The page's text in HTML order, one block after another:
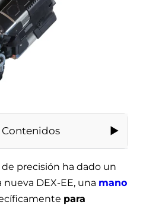
Contenidos
precisión ha dado un
DEX-EE, una mano
para